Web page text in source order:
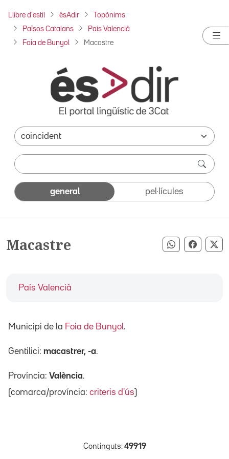
Llibre d'estil ésAdir Topònims
Països Catalans País Valencià
Foia de Bunyol Macastre
general pel·lícules
Macastre Compartir
País Valencià
Municipi de la Foia de Bunyol .
Gentilici: macastrer, -a.
Província: València.
(comarca/província: criteris d'ús)
Continguts: 49919